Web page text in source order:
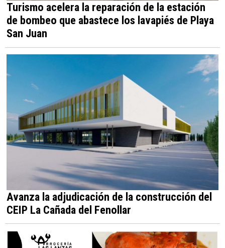
Turismo acelera la reparación de la estación
de bombeo que abastece los lavapiés de Playa
San Juan
Avanza la adjudicación de la construcción del
CEIP La Cañada del Fenollar